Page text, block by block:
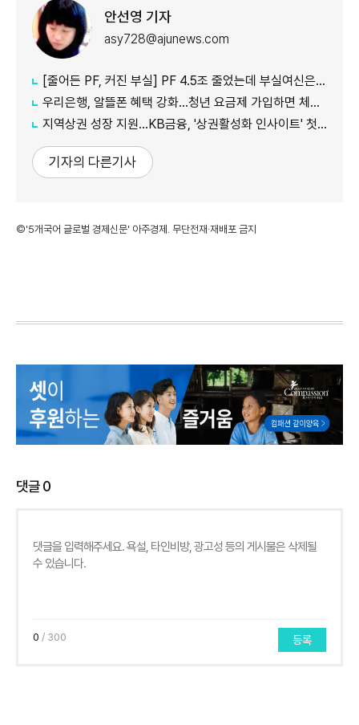
안선영 기자
asy728@ajunews.com
[줄어든 PF, 커진 부실] PF 4.5조 줄었는데 부실여신은 1.7조 증가
우리은행, 알뜰폰 혜택 강화…청년 요금제 가입하면 체감 통신비 0원
지역상권 성장 지원…KB금융, '상권활성화 인사이트' 첫 발간
기자의 다른기사
©'5개국어 글로벌 경제신문' 아주경제. 무단전재·재배포 금지
댓글0
0 / 300 등록